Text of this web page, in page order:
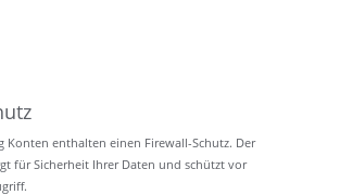
Konten enthalten einen Firewall-Schutz. Der
für Sicherheit Ihrer Daten und schützt vor